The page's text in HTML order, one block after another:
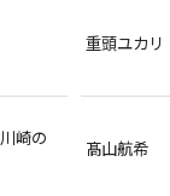
重頭ユカリ
崎の
髙山航希